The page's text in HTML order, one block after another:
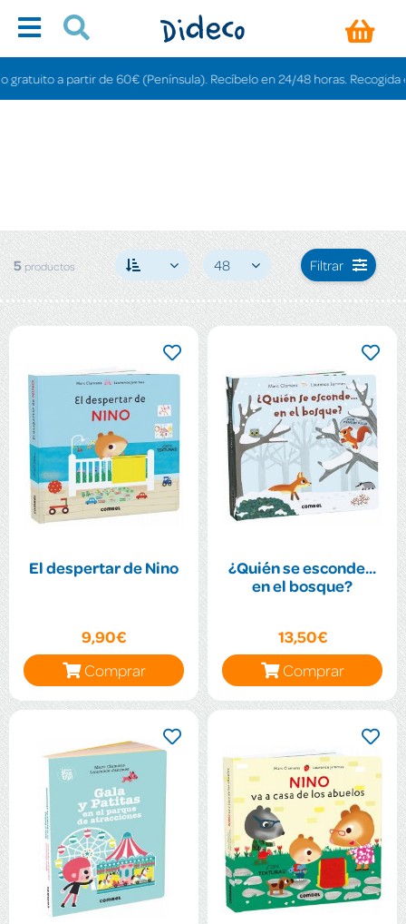
a partir de 60€ (Península). Recíbelo en 24/48 horas. Recogida en
5productos 48 Filtrar
El despertar de Nino
9,90€
Comprar
¿Quién se esconde...
en el bosque?
13,50€
Comprar